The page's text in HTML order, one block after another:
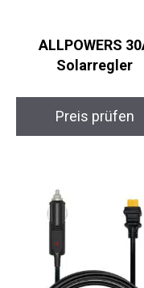
ALLPOWERS
Solarregler
Preis prüfen